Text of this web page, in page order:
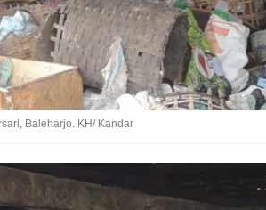
Baleharjo. KH/ Kandar